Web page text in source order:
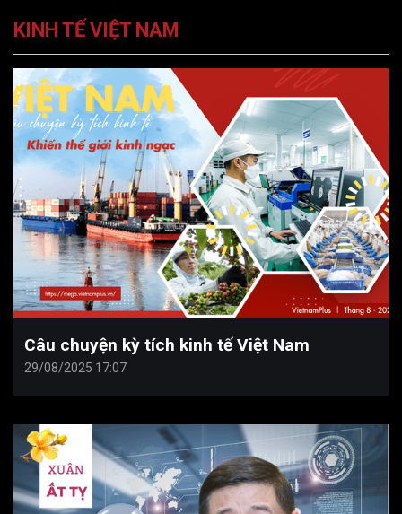
KINH TẾ VIỆT NAM
Câu chuyện kỳ tích kinh tế Việt Nam
29/08/2025 17:07